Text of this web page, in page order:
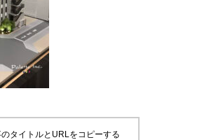
タイトルとURLをコピーする